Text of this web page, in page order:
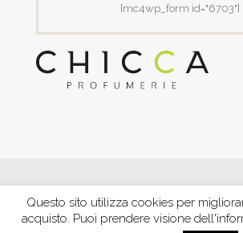
[mc4wp_form id="6703"]
C.F. PLVNPT51B44G157J P. IVA
Ecommerce by XBRAIN-Trasparenza
Questo sito utilizza cookies per
acquisto. Puoi prendere visione